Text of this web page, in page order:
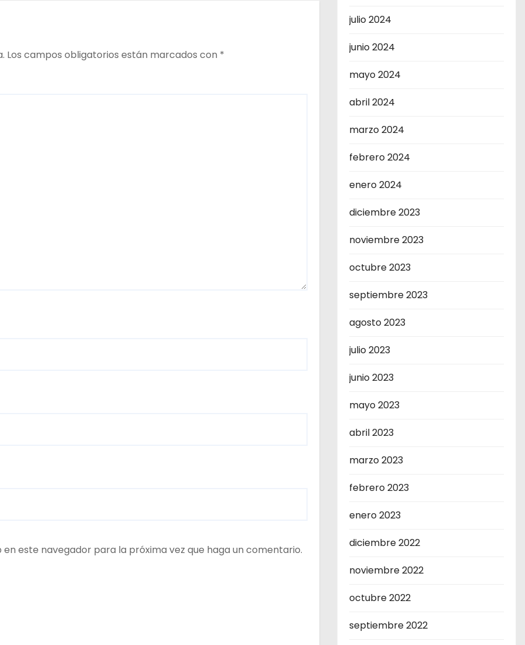
Los campos obligatorios están marcados con *
este navegador para la próxima vez que haga un comentario.
julio 2024
junio 2024
mayo 2024
abril 2024
marzo 2024
febrero 2024
enero 2024
diciembre 2023
noviembre 2023
octubre 2023
septiembre 2023
agosto 2023
julio 2023
junio 2023
mayo 2023
abril 2023
marzo 2023
febrero 2023
enero 2023
diciembre 2022
noviembre 2022
octubre 2022
septiembre 2022